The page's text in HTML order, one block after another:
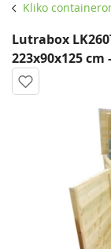
Kliko
Lutrabox
223x90x125